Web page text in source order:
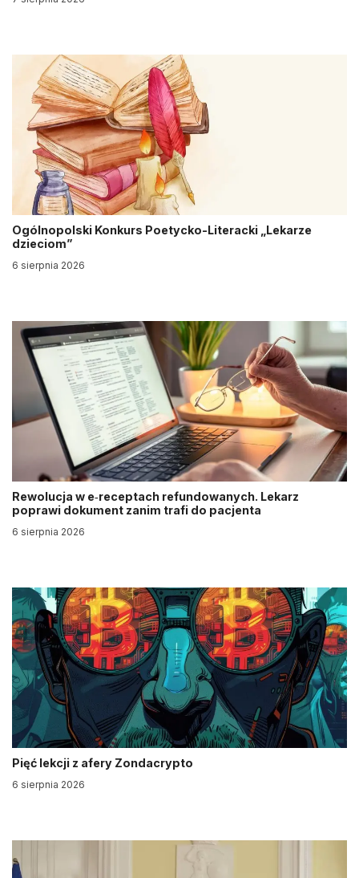
Ogólnopolski Konkurs Poetycko-Literacki „Lekarze
dzieciom”
6 sierpnia 2026
Rewolucja w e‑receptach refundowanych. Lekarz
poprawi dokument zanim trafi do pacjenta
6 sierpnia 2026
Pięć lekcji z afery Zondacrypto
6 sierpnia 2026